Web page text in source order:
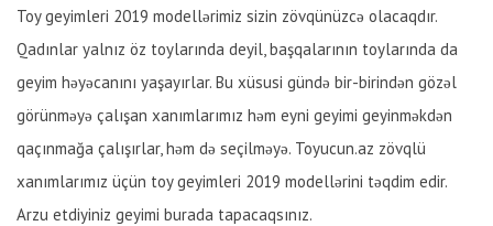
Toy geyimleri 2019 modellərimiz sizin zövqünüzcə olacaqdır.
Qadınlar yalnız öz toylarında deyil, başqalarının toylarında da
geyim həyəcanını yaşayırlar. Bu xüsusi gündə bir-birindən gözəl
görünməyə çalışan xanımlarımız həm eyni geyimi geyinməkdən
qaçınmağa çalışırlar, həm də seçilməyə. Toyucun.az zövqlü
xanımlarımız üçün toy geyimleri 2019 modellərini təqdim edir.
Arzu etdiyiniz geyimi burada tapacaqsınız.